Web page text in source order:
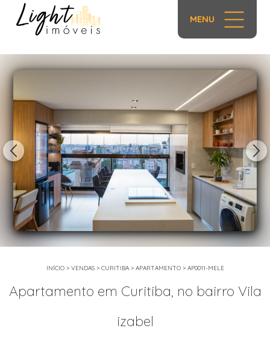
MENU
INÍCIO> VENDAS> CURITIBA> APARTAMENTO> AP0011-MELE
Apartamento em Curitiba, no bairro Vila
izabel